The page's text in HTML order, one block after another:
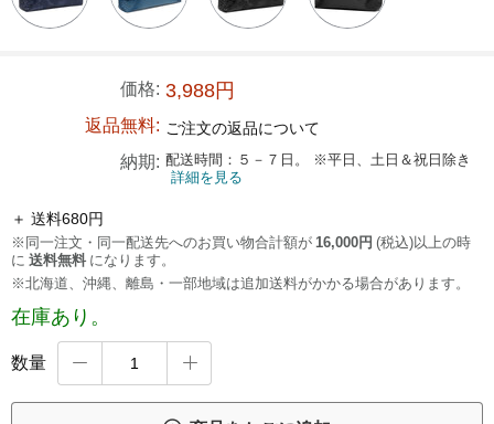
価格: 3,988円
返品無料: ご注文の返品について
納期: 配送時間：５－７日。 ※平日、土日＆祝日除き
詳細を見る
＋ 送料680円
※同一注文・同一配送先へのお買い物合計額が 16,000円 (税込)以上の時
に 送料無料 になります。
※北海道、沖縄、離島・一部地域は追加送料がかかる場合があります。
在庫あり。
数量  